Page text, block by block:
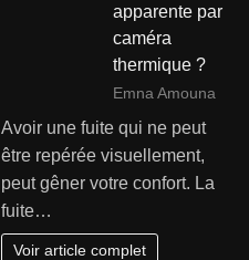
apparente par
caméra
thermique ?
Emna Amouna
Avoir une fuite qui ne peut
être repérée visuellement,
peut gêner votre confort. La
fuite…
Voir article complet